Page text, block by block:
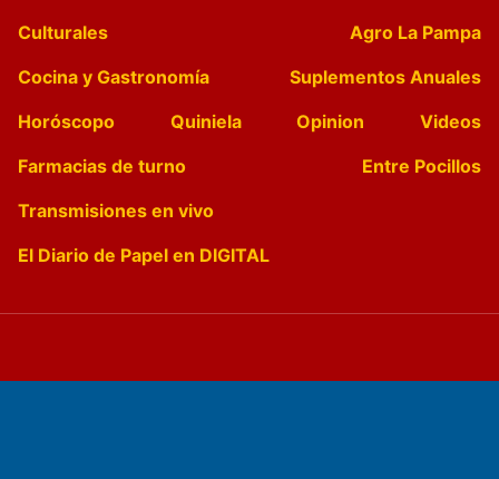
Culturales
Agro La Pampa
Cocina y Gastronomía
Suplementos Anuales
Horóscopo
Quiniela Opinion
Videos
Farmacias de turno
Entre Pocillos
Transmisiones en vivo
El Diario de Papel en DIGITAL